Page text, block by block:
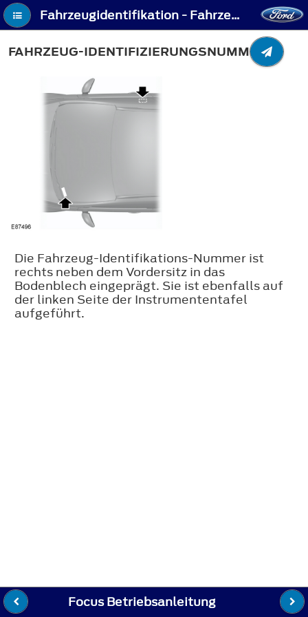
Fahrzeugidentifikation - Fahrzeug-Identifizierungsnummer
FAHRZEUG-IDENTIFIZIERUNGSNUMMER
Die Fahrzeug-Identifikations-Nummer ist
rechts neben dem Vordersitz in das
Bodenblech eingeprägt. Sie ist ebenfalls auf
der linken Seite der Instrumententafel
aufgeführt.
Focus Betriebsanleitung